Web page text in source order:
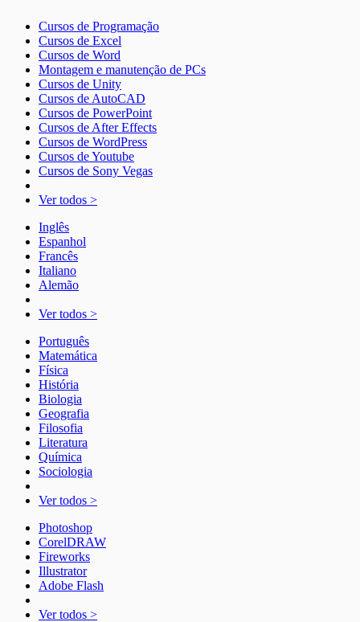
Cursos de Programação
Cursos de Excel
Cursos de Word
Montagem e manutenção de PCs
Cursos de Unity
Cursos de AutoCAD
Cursos de PowerPoint
Cursos de After Effects
Cursos de WordPress
Cursos de Youtube
Cursos de Sony Vegas
Ver todos >
Inglês
Espanhol
Francês
Italiano
Alemão
Ver todos >
Português
Matemática
Física
História
Biologia
Geografia
Filosofia
Literatura
Química
Sociologia
Ver todos >
Photoshop
CorelDRAW
Fireworks
Illustrator
Adobe Flash
Ver todos >